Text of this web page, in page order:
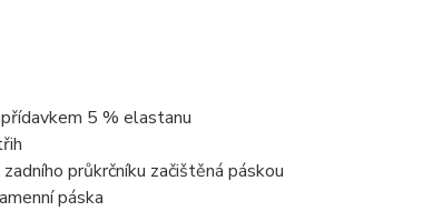
5 % elastanu
průkrčníku začištěná páskou
páska